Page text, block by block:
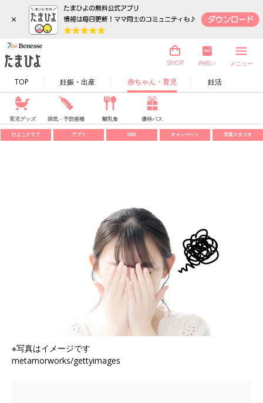
×
TOP 妊娠・出産 赤ちゃん・育児 妊活
SHOP 内祝い メニュー
育児グッズ 病気・予防接種 離乳食 優待パス
ひよこクラブ アプリ SNS キャンペーン 写真スタジオ
※写真はイメージです
metamorworks/gettyimages